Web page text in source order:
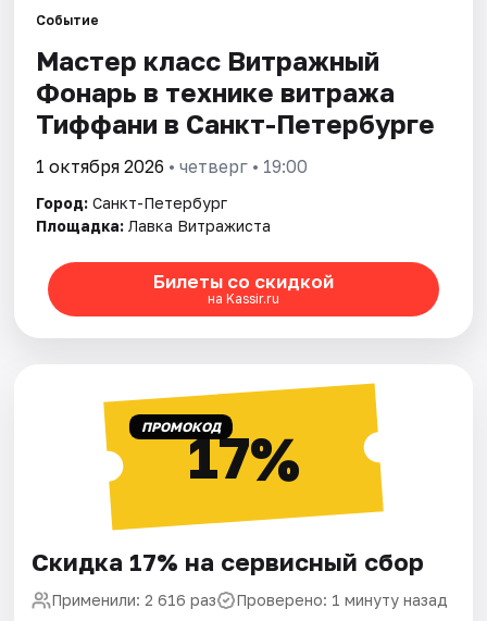
Города
Площадки
Артисты
Рейтинги
Событие
Мастер класс Витражный
Фонарь в технике витража
Тиффани в Санкт-Петербурге
1 октября 2026 • четверг • 19:00
Город: Санкт-Петербург
Площадка: Лавка Витражиста
Билеты со скидкой
на Kassir.ru
ПРОМОКОД17%
Скидка 17% на сервисный сбор
Применили: 2 616 раз Проверено: 1 минуту назад